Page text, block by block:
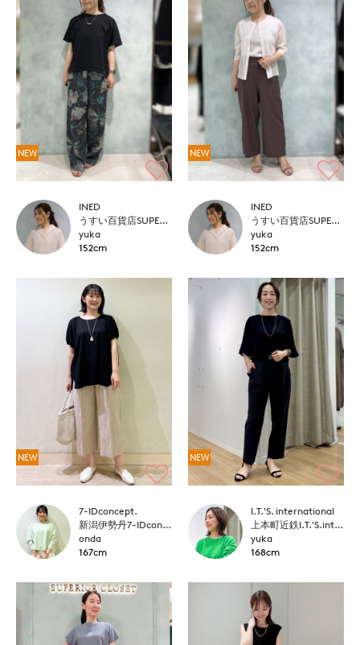
NEW
INED
うすい百貨店SUPERIOR CLOSET
yuka
152cm
NEW
INED
うすい百貨店SUPERIOR CLOSET
yuka
152cm
NEW
7-IDconcept.
新潟伊勢丹7-IDconcept.
onda
167cm
NEW
I.T.'S. international
上本町近鉄I.T.'S.international
yuka
168cm